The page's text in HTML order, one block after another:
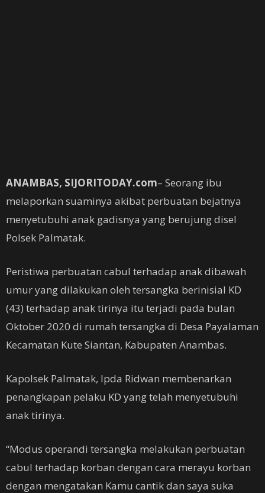
ANAMBAS, SIJORITODAY.com– Seorang ibu
melaporkan suaminya akibat perbuatan bejatnya
menyetubuhi anak gadisnya yang berujung disel
Polsek Palmatak.
Peristiwa perbuatan cabul terhadap anak dibawah
umur yang dilakukan oleh tersangka berinisial KD
(43) terhadap anak tirinya itu terjadi pada bulan
Oktober 2020 di rumah tersangka di Desa Payalaman
Kecamatan Kute Siantan, Kabupaten Anambas.
Kapolsek Palmatak, Ipda Ridwan membenarkan
penangkapan pelaku KD yang telah menyetubuhi
anak tirinya.
“Modus operandi tersangka melakukan perbuatan
cabul terhadap korban dengan cara merayu korban
dengan mengatakan Kamu cantik dan saya suka